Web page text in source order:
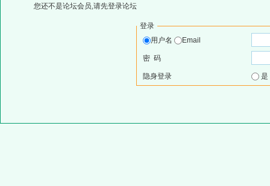
您还不是论坛会员,请先登录论坛
登录
用户名
Email
密 码
隐身登录